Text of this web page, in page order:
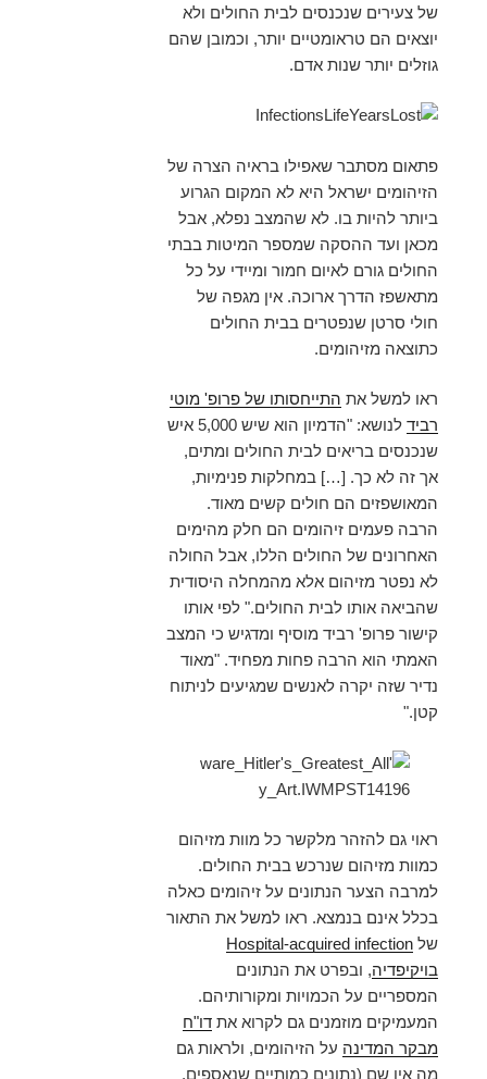
של צעירים שנכנסים לבית החולים ולא
יוצאים הם טראומטיים יותר, וכמובן שהם
גוזלים יותר שנות אדם.
פתאום מסתבר שאפילו בראיה הצרה של
הזיהומים ישראל היא לא המקום הגרוע
ביותר להיות בו. לא שהמצב נפלא, אבל
מכאן ועד ההסקה שמספר המיטות בבתי
החולים גורם לאיום חמור ומיידי על כל
מתאשפז הדרך ארוכה. אין מגפה של
חולי סרטן שנפטרים בבית החולים
כתוצאה מזיהומים.
ראו למשל את התייחסותו של פרופ' מוטי
רביד
לנושא: "הדמיון הוא שיש 5,000 איש
שנכנסים בריאים לבית החולים ומתים,
אך זה לא כך. […] במחלקות פנימיות,
המאושפזים הם חולים קשים מאוד.
הרבה פעמים זיהומים הם חלק מהימים
האחרונים של החולים הללו, אבל החולה
לא נפטר מזיהום אלא מהמחלה היסודית
שהביאה אותו לבית החולים." לפי אותו
קישור פרופ' רביד מוסיף ומדגיש כי המצב
האמתי הוא הרבה פחות מפחיד. "מאוד
נדיר שזה יקרה לאנשים שמגיעים לניתוח
קטן."
ראוי גם להזהר מלקשר כל מוות מזיהום
כמוות מזיהום שנרכש בבית החולים.
למרבה הצער הנתונים על זיהומים כאלה
בכלל אינם בנמצא. ראו למשל את התאור
של Hospital-acquired infection
בויקיפדיה, ובפרט את הנתונים
המספריים על הכמויות ומקורותיהם.
המעמיקים מוזמנים גם לקרוא את דו"ח
מבקר המדינה על הזיהומים, ולראות גם
מה אין שם (נתונים כמותיים שנאספים,